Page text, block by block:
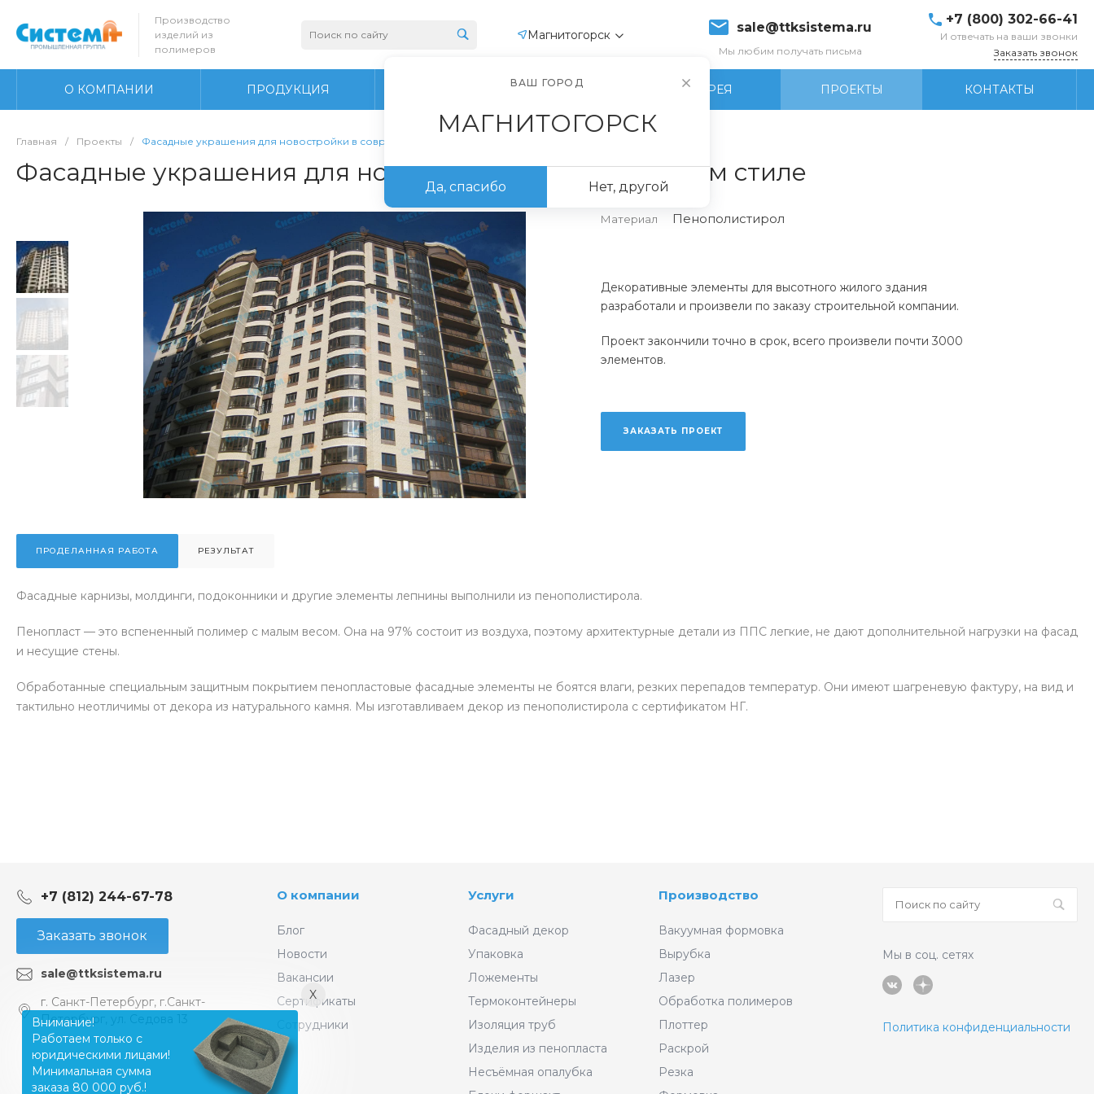
Производство
изделий из
полимеров
Магнитогорск sale@ttksistema.ru
Мы любим получать письма
+7 (800) 302-66-41
И отвечать на ваши звонки
Заказать звонок
О КОМПАНИИ ПРОДУКЦИЯ ПРОИЗВОДСТВО ФОТОГАЛЕРЕЯ ПРОЕКТЫ КОНТАКТЫ
Главная / Проекты / Фасадные украшения для новостройки в современном стиле
Фасадные украшения для новостройки в современном стиле
Материал Пенополистирол
Декоративные элементы для высотного жилого здания
разработали и произвели по заказу строительной компании.
Проект закончили точно в срок, всего произвели почти 3000
элементов.
ЗАКАЗАТЬ ПРОЕКТ
ПРОДЕЛАННАЯ РАБОТА РЕЗУЛЬТАТ
Фасадные карнизы, молдинги, подоконники и другие элементы лепнины выполнили из пенополистирола.
Пенопласт — это вспененный полимер с малым весом. Она на 97% состоит из воздуха, поэтому архитектурные детали из ППС легкие, не дают дополнительной нагрузки на фасад
и несущие стены.
Обработанные специальным защитным покрытием пенопластовые фасадные элементы не боятся влаги, резких перепадов температур. Они имеют шагреневую фактуру, на вид и
тактильно неотличимы от декора из натурального камня. Мы изготавливаем декор из пенополистирола с сертификатом НГ.
+7 (812) 244-67-78
Заказать звонок
sale@ttksistema.ru
г. Санкт-Петербург, г.Санкт-
Петербург, ул. Седова 13
О компании
Блог
Новости
Вакансии
Сертификаты
Сотрудники
Услуги
Фасадный декор
Упаковка
Ложементы
Термоконтейнеры
Изоляция труб
Изделия из пенопласта
Несъёмная опалубка
Производство
Вакуумная формовка
Вырубка
Лазер
Обработка полимеров
Плоттер
Раскрой
Резка
Мы в соц. сетях
Политика конфиденциальности
X
Внимание!
Работаем только с
юридическими лицами!
Минимальная сумма
заказа 80 000 руб.!
ВАШ ГОРОД
МАГНИТОГОРСК
Да, спасибо Нет, другой